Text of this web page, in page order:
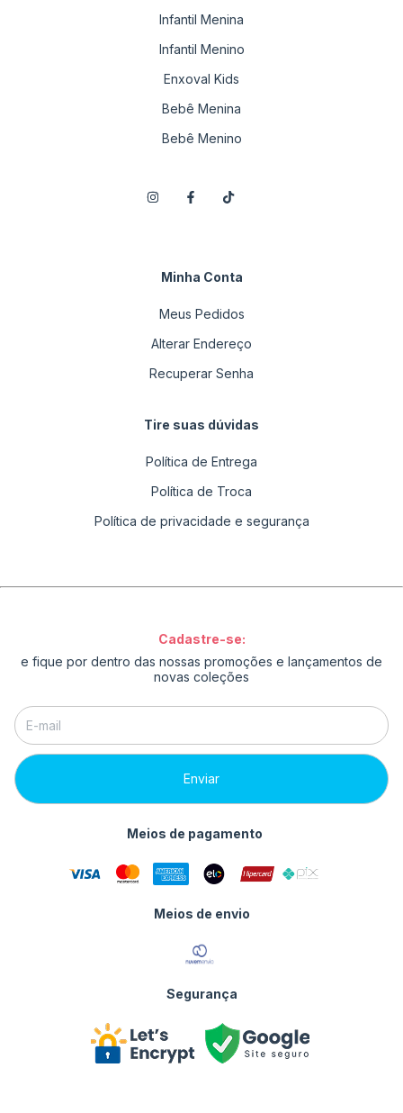
Infantil Menina
Infantil Menino
Enxoval Kids
Bebê Menina
Bebê Menino
Minha Conta
Meus Pedidos
Alterar Endereço
Recuperar Senha
Tire suas dúvidas
Política de Entrega
Política de Troca
Política de privacidade e segurança
Cadastre-se:
e fique por dentro das nossas promoções e lançamentos de
novas coleções
Meios de pagamento
Meios de envio
Segurança